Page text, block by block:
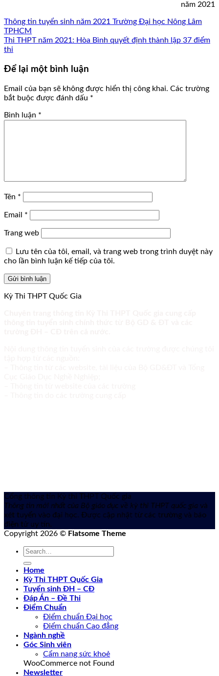
năm 2021
Thông tin tuyển sinh năm 2021 Trường Đại học Nông Lâm
TPHCM
Thi THPT năm 2021: Hòa Bình quyết định thành lập 37 điểm
thi
Để lại một bình luận
Email của bạn sẽ không được hiển thị công khai. Các trường
bắt buộc được đánh dấu *
Bình luận *
Tên *
Email *
Trang web
Lưu tên của tôi, email, và trang web trong trình duyệt này
cho lần bình luận kế tiếp của tôi.
Kỳ Thi THPT Quốc Gia
Cổng thông tin Kỳ thi THPT Quốc gia
Thông tin mới nhất của Bộ giáo dục về kỳ thi THPT quốc gia và
xét tuyển vào đại học. Được cập nhật từ các trường và báo
điện tử uy tín.
Copyright 2026 © Flatsome Theme
Home
Kỳ Thi THPT Quốc Gia
Tuyển sinh ĐH – CĐ
Đáp Án – Đề Thi
Điểm Chuẩn
Điểm chuẩn Đại học
Điểm chuẩn Cao đẳng
Ngành nghề
Góc Sinh viên
Cẩm nang sức khoẻ
WooCommerce not Found
Newsletter